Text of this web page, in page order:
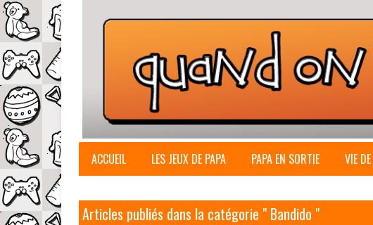
ACCUEIL LES JEUX DE PAPA PAPA EN SORTIE VIE
Articles publiés dans la catégorie " Bandido "